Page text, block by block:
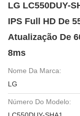
LG LC550DUY-
IPS Full HD De
Atualização De
8ms
Nome Da Marca:
LG
Número Do Modelo: